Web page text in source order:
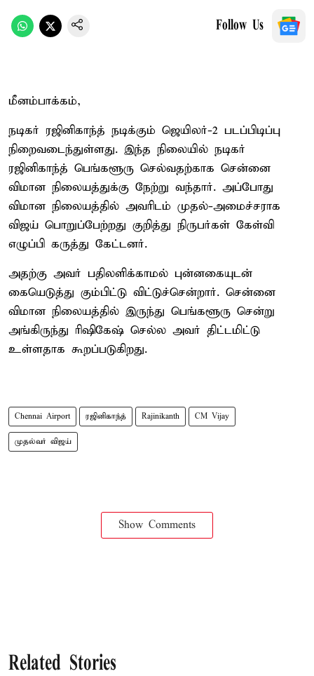
Follow Us
மீனம்பாக்கம்,
நடிகர் ரஜினிகாந்த் நடிக்கும் ஜெயிலர்-2 படப்பிடிப்பு
நிறைவடைந்துள்ளது. இந்த நிலையில் நடிகர்
ரஜினிகாந்த் பெங்களூரு செல்வதற்காக சென்னை
விமான நிலையத்துக்கு நேற்று வந்தார். அப்போது
விமான நிலையத்தில் அவரிடம் முதல்-அமைச்சராக
விஜய் பொறுப்பேற்றது குறித்து நிருபர்கள் கேள்வி
எழுப்பி கருத்து கேட்டனர்.
அதற்கு அவர் பதிலளிக்காமல் புன்னகையுடன்
கையெடுத்து கும்பிட்டு விட்டுச்சென்றார். சென்னை
விமான நிலையத்தில் இருந்து பெங்களூரு சென்று
அங்கிருந்து ரிஷிகேஷ் செல்ல அவர் திட்டமிட்டு
உள்ளதாக கூறப்படுகிறது.
Chennai Airport ரஜினிகாந்த் Rajinikanth CM Vijay
முதல்வர் விஜய்
Show Comments
Related Stories